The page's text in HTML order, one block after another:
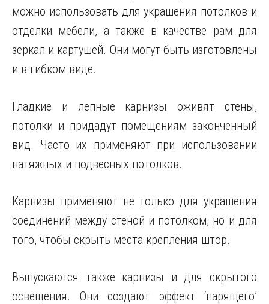
можно использовать для украшения потолков и
отделки мебели, а также в качестве рам для
зеркал и картушей. Они могут быть изготовлены
и в гибком виде.
Гладкие и лепные карнизы оживят стены,
потолки и придадут помещениям законченный
вид. Часто их применяют при использовании
натяжных и подвесных потолков.
Карнизы применяют не только для украшения
соединений между стеной и потолком, но и для
того, чтобы скрыть места крепления штор.
Выпускаются также карнизы и для скрытого
освещения. Они создают эффект ‘парящего’